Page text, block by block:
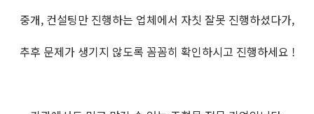
중개, 컨설팅만 진행하는 업체에서 자칫 잘못 진행하셨다가,
추후 문제가 생기지 않도록 꼼꼼히 확인하시고 진행하세요 !